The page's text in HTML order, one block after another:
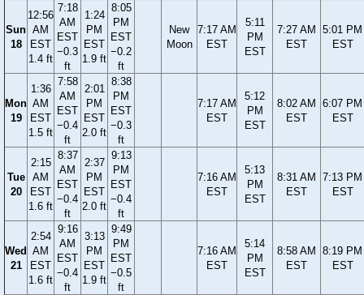
Sun
18
12:56
AM
EST
1.4 ft
7:18
AM
EST
−0.3
ft
1:24
PM
EST
1.9 ft
8:05
PM
EST
−0.2
ft
New
Moon
7:17 AM
EST
5:11
PM
EST
7:27 AM
EST
5:01 PM
EST
Mon
19
1:36
AM
EST
1.5 ft
7:58
AM
EST
−0.4
ft
2:01
PM
EST
2.0 ft
8:38
PM
EST
−0.3
ft
7:17 AM
EST
5:12
PM
EST
8:02 AM
EST
6:07 PM
EST
Tue
20
2:15
AM
EST
1.6 ft
8:37
AM
EST
−0.4
ft
2:37
PM
EST
2.0 ft
9:13
PM
EST
−0.4
ft
7:16 AM
EST
5:13
PM
EST
8:31 AM
EST
7:13 PM
EST
Wed
21
2:54
AM
EST
1.6 ft
9:16
AM
EST
−0.4
ft
3:13
PM
EST
1.9 ft
9:49
PM
EST
−0.5
ft
7:16 AM
EST
5:14
PM
EST
8:58 AM
EST
8:19 PM
EST